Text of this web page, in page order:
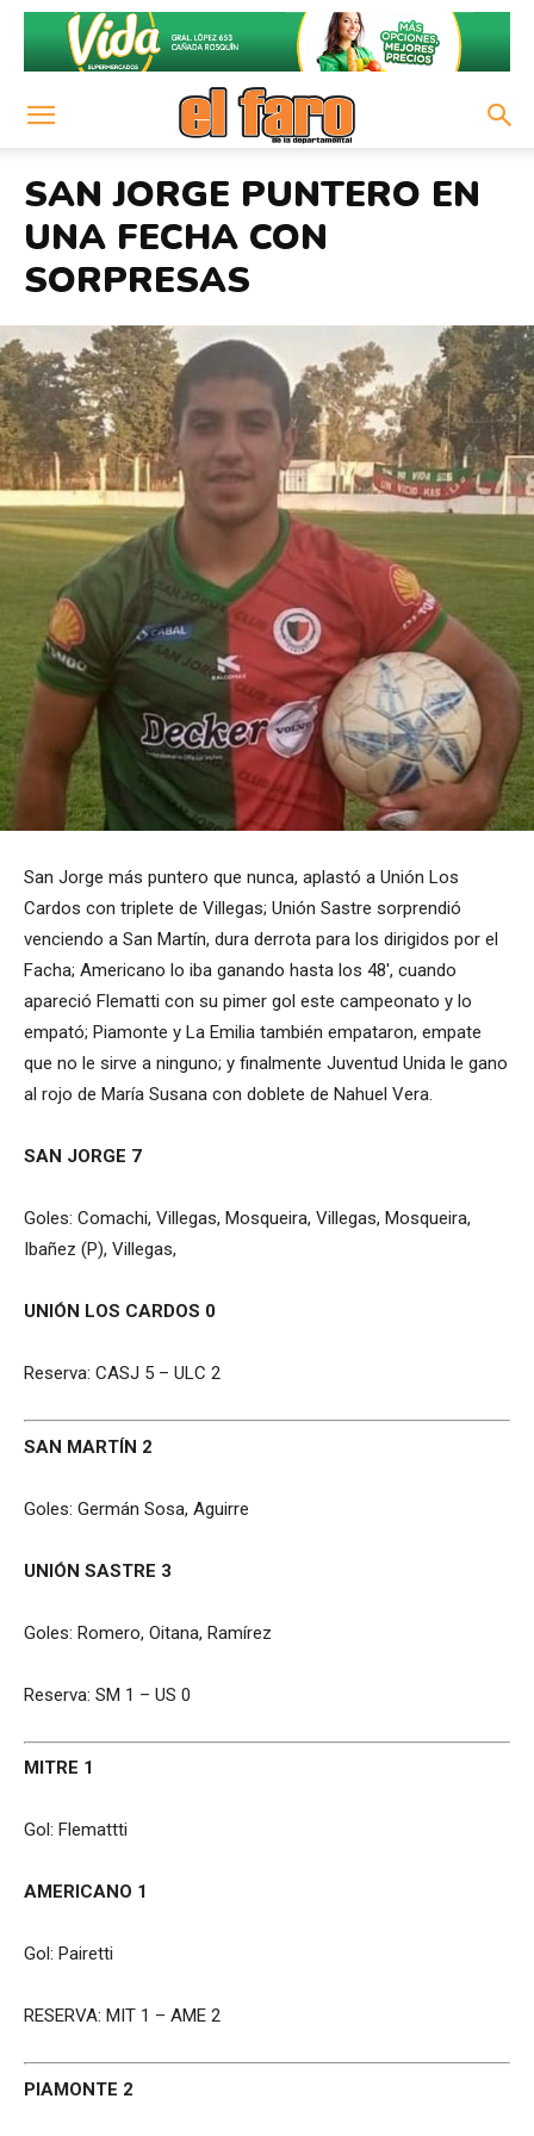
SAN JORGE PUNTERO EN
UNA FECHA CON
SORPRESAS
San Jorge más puntero que nunca, aplastó a Unión Los
Cardos con triplete de Villegas; Unión Sastre sorprendió
venciendo a San Martín, dura derrota para los dirigidos por el
Facha; Americano lo iba ganando hasta los 48′, cuando
apareció Flematti con su pimer gol este campeonato y lo
empató; Piamonte y La Emilia también empataron, empate
que no le sirve a ninguno; y finalmente Juventud Unida le gano
al rojo de María Susana con doblete de Nahuel Vera.
SAN JORGE 7
Goles: Comachi, Villegas, Mosqueira, Villegas, Mosqueira,
Ibañez (P), Villegas,
UNIÓN LOS CARDOS 0
Reserva: CASJ 5 – ULC 2
SAN MARTÍN 2
Goles: Germán Sosa, Aguirre
UNIÓN SASTRE 3
Goles: Romero, Oitana, Ramírez
Reserva: SM 1 – US 0
MITRE 1
Gol: Flemattti
AMERICANO 1
Gol: Pairetti
RESERVA: MIT 1 – AME 2
PIAMONTE 2